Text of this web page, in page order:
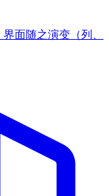
面随之演变（列、